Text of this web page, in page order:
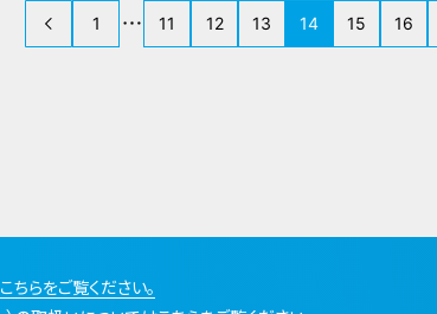
1 11 12 13 14 15 16
らをご覧ください。